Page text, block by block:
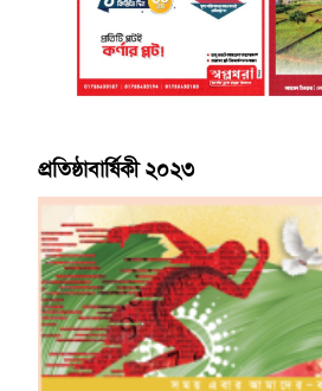
প্রতিষ্ঠাবার্ষিকী ২০২৩